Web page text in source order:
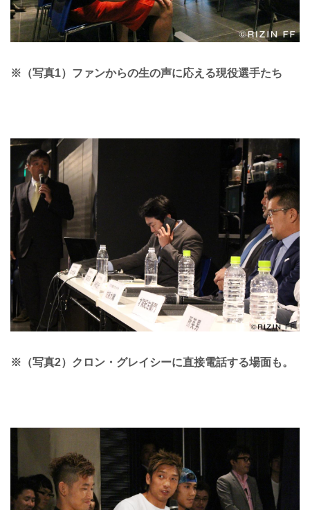
※（写真1）ファンからの生の声に応える現役選手たち
※（写真2）クロン・グレイシーに直接電話する場面も。